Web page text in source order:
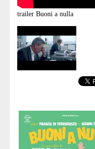
trailer Buoni a nulla